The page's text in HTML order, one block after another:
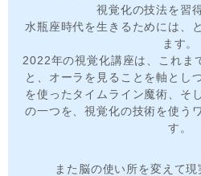
視覚化の技法を習
水瓶座時代を生きるためには、
ます。
2022年の視覚化講座は、これま
と、オーラを見ることを軸とし
を使ったタイムライン魔術、そ
の一つを、視覚化の技術を使う
す。
また脳の使い所を変えて